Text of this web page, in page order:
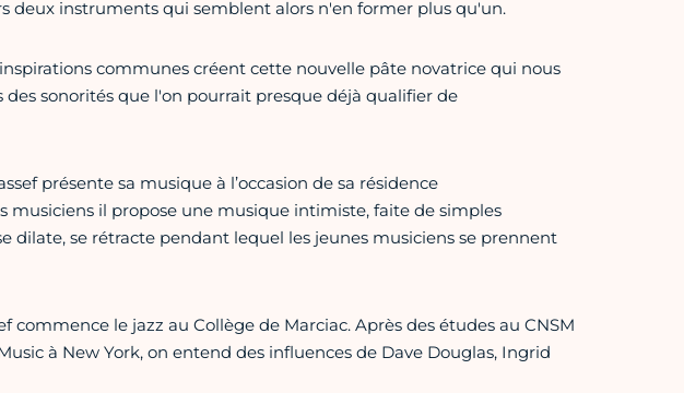
deux instruments qui semblent alors n'en former plus qu'un.
communes créent cette nouvelle pâte novatrice qui nous
sonorités que l'on pourrait presque déjà qualifier de
présente sa musique à l’occasion de sa résidence
musiciens il propose une musique intimiste, faite de simples
dilate, se rétracte pendant lequel les jeunes musiciens se prennent
commence le jazz au Collège de Marciac. Après des études au CNSM
à New York, on entend des influences de Dave Douglas, Ingrid